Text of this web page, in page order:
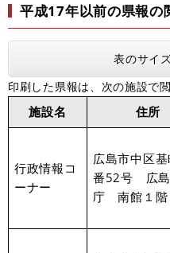
平成17年以前の県報の
表のサイ
印刷した県報は、次の施設で
施設名 住所
行政情報コ
ーナー
広島市中区
番52号 広
庁 南館１階